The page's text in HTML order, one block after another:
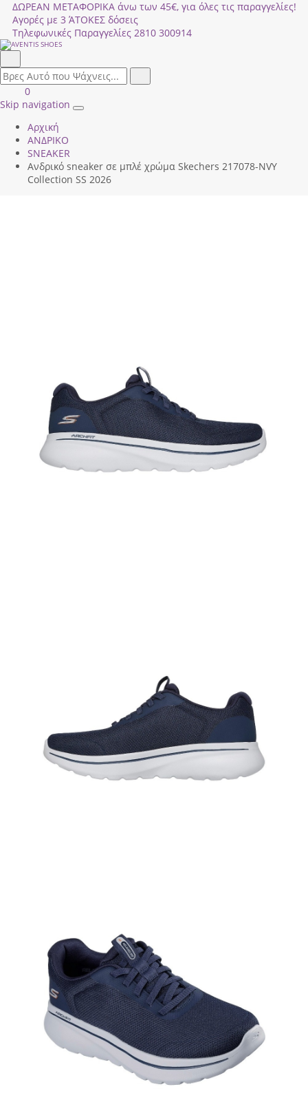
ΔΩΡΕΑΝ ΜΕΤΑΦΟΡΙΚΑ άνω των 45€, για όλες τις παραγγελίες!
Αγορές με 3 ΆΤΟΚΕΣ δόσεις
Τηλεφωνικές Παραγγελίες 2810 300914
field.search
Είσοδος
|
ΚΑΛΑΘΙ
ΑΓΟΡΩΝ
0
Skip navigation
Toggle
Αρχική
ΑΝΔΡΙΚΟ
SNEAKER
Ανδρικό sneaker σε μπλέ χρώμα Skechers 217078-ΝVΥ
Collection SS 2026